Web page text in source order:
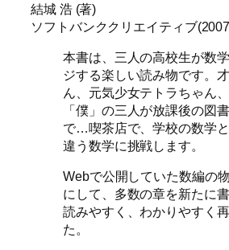
結城 浩 (著)
ソフトバンククリエイティブ
本書は、三人の高校生が数
ジする楽しい読み物です。
ん、元気少女テトラちゃん
「僕」の三人が放課後の図
で…喫茶店で、学校の数学
違う数学に挑戦します。
Webで公開していた数編の
にして、多数の章を新たに書
読みやすく、わかりやすく
た。